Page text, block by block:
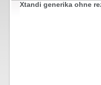
Xtandi generika ohne